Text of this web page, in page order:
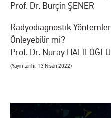
Prof. Dr. Burçin ŞENER
Radyodiagnostik
Önleyebilir mi?
Prof. Dr. Nuray HALİLOĞLU
(Yayın tarihi: 13 Nisan 2022)